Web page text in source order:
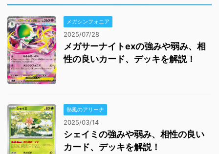
メガシンフォニア
2025/07/28
メガサーナイトexの強みや弱み、相
性の良いカード、デッキを解説！
熱風のアリーナ
2025/03/14
シェイミの強みや弱み、相性の良い
カード、デッキを解説！